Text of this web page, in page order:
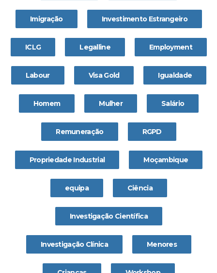
Imigração Investimento Estrangeiro
ICLG Legalline Employment
Labour Visa Gold Igualdade
Homem Mulher Salário
Remuneração RGPD
Propriedade Industrial Moçambique
equipa Ciência
Investigação Científica
Investigação Clínica Menores